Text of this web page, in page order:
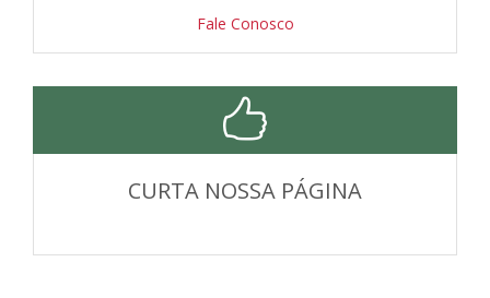
Fale Conosco
CURTA NOSSA PÁGINA